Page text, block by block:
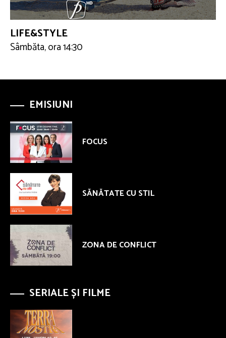
LIFE&STYLE
Sâmbăta, ora 14:30
EMISIUNI
FOCUS
SĂNĂTATE CU STIL
ZONA DE CONFLICT
SERIALE ȘI FILME